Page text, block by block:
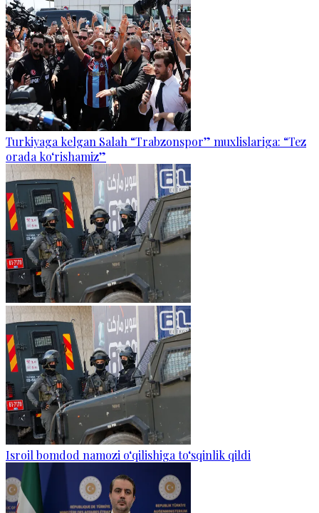
Turkiyaga kelgan Salah “Trabzonspor” muxlislariga: “Tez
orada ko‘rishamiz”
Isroil bomdod namozi o‘qilishiga to‘sqinlik qildi